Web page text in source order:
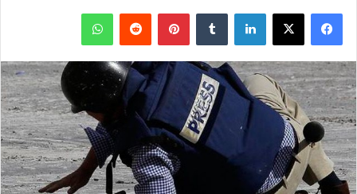
فيسبوك X لينكدإن بينتيريست واتساب